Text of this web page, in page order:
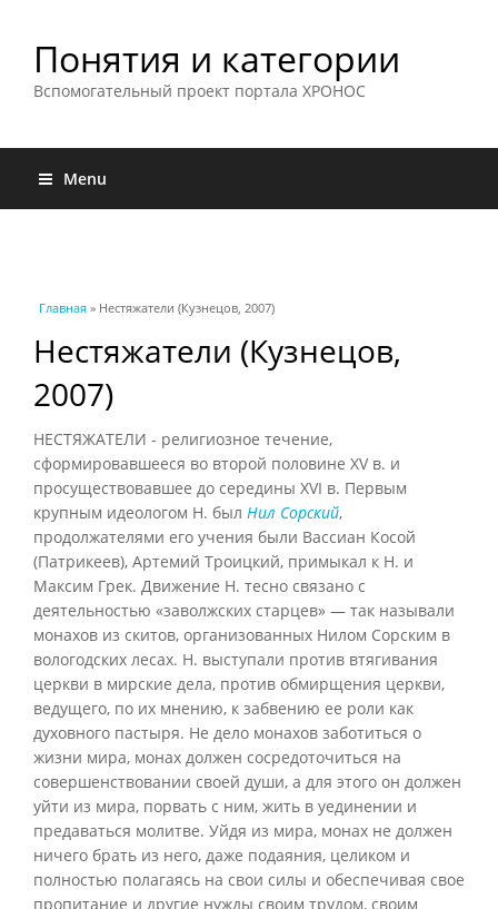
Понятия и категории
Вспомогательный проект портала ХРОНОС
Menu
Вы здесь
Главная » Нестяжатели (Кузнецов, 2007)
Нестяжатели (Кузнецов,
2007)
НЕСТЯЖАТЕЛИ - религиозное течение,
сформировавшееся во второй половине XV в. и
просуществовавшее до середины XVI в. Первым
крупным идеологом Н. был Нил Сорский,
продолжателями его учения были Вассиан Косой
(Патрикеев), Артемий Троицкий, примыкал к Н. и
Максим Грек. Движение Н. тесно связано с
деятельностью «заволжских старцев» — так называли
монахов из скитов, организованных Нилом Сорским в
вологодских лесах. Н. выступали против втягивания
церкви в мирские дела, против обмирщения церкви,
ведущего, по их мнению, к забвению ее роли как
духовного пастыря. Не дело монахов заботиться о
жизни мира, монах должен сосредоточиться на
совершенствовании своей души, а для этого он должен
уйти из мира, порвать с ним, жить в уединении и
предаваться молитве. Уйдя из мира, монах не должен
ничего брать из него, даже подаяния, целиком и
полностью полагаясь на свои силы и обеспечивая свое
пропитание и другие нужды своим трудом, своим